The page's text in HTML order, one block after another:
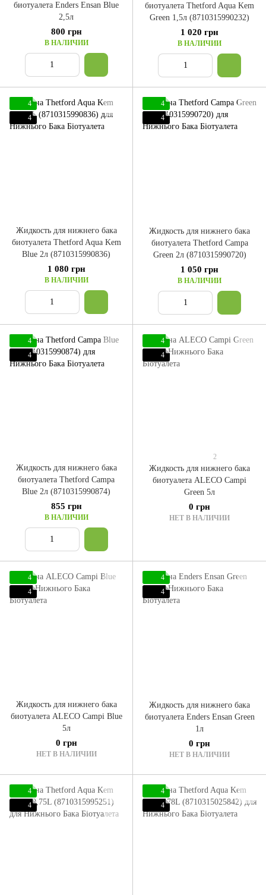
биотуалета Enders Ensan Blue
2,5л
800 грн
В НАЛИЧИИ
биотуалета Thetford Aqua Kem
Green 1,5л (8710315990232)
1 020 грн
В НАЛИЧИИ
4
4
Жидкость для нижнего бака
биотуалета Thetford Aqua Kem
Blue 2л (8710315990836)
1 080 грн
В НАЛИЧИИ
4
4
Жидкость для нижнего бака
биотуалета Thetford Campa
Green 2л (8710315990720)
1 050 грн
В НАЛИЧИИ
4
4
Жидкость для нижнего бака
биотуалета Thetford Campa
Blue 2л (8710315990874)
855 грн
В НАЛИЧИИ
4
4
2
Жидкость для нижнего бака
биотуалета ALECO Campi
Green 5л
0 грн
НЕТ В НАЛИЧИИ
4
4
Жидкость для нижнего бака
биотуалета ALECO Campi Blue
5л
0 грн
НЕТ В НАЛИЧИИ
4
4
Жидкость для нижнего бака
биотуалета Enders Ensan Green
1л
0 грн
НЕТ В НАЛИЧИИ
4
4
4
4